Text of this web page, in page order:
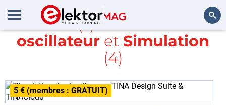
Rechercher
Article(s) avec la balise
oscillateur et Simulation
(4)
5 € (membres : GRATUIT)